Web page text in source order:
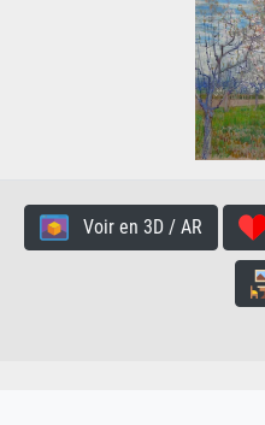
Voir en 3D / AR